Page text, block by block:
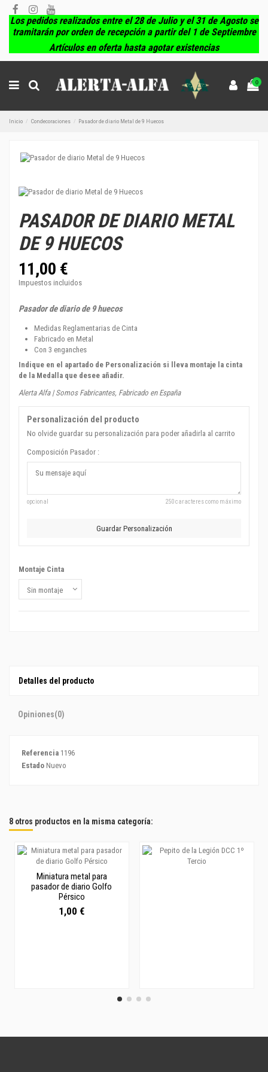
Los pedidos realizados entre el 28 de Julio y el 31 de Agosto se
tramitarán por orden de recepción a partir del 1 de Septiembre
Artículos en oferta hasta agotar existencias
0
Inicio Condecoraciones Pasador de diario Metal de 9 Huecos
PASADOR DE DIARIO METAL
DE 9 HUECOS
11,00 €
Impuestos incluidos
Pasador de diario de 9 huecos
Medidas Reglamentarias de Cinta
Fabricado en Metal
Con 3 enganches
Indique en el apartado de Personalización si lleva montaje la cinta
de la Medalla que desee añadir.
Alerta Alfa | Somos Fabricantes, Fabricado en España
Personalización del producto
No olvide guardar su personalización para poder añadirla al carrito
Composición Pasador :
opcional 250 caracteres como máximo
Guardar Personalización
Montaje Cinta
Detalles del producto
Opiniones(0)
Referencia 1196
Estado Nuevo
8 otros productos en la misma categoría:
Miniatura metal para
pasador de diario Golfo
Pérsico
1,00 €